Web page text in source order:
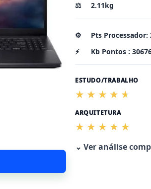
⚖️ 2.11kg
⚙️ Pts Processador:
⚡
Kb Pontos :
ESTUDO/TRABALHO
ARQUITETURA
⌄ Ver análise